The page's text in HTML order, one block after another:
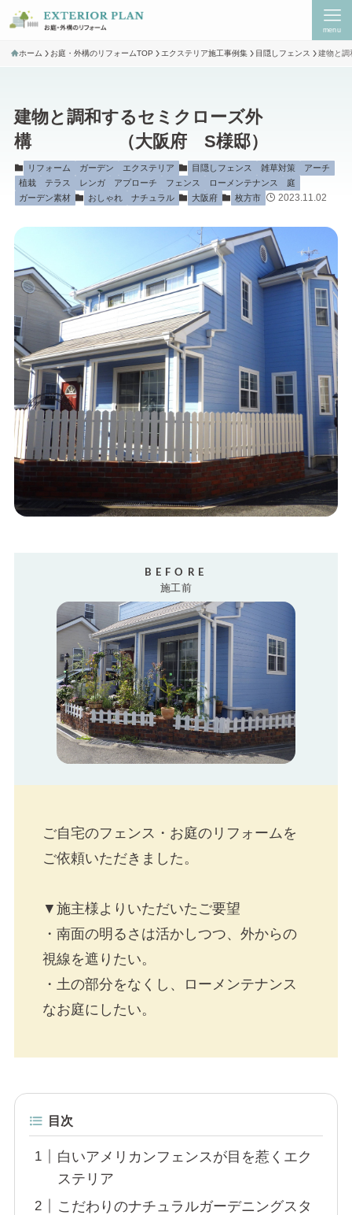
menu
ホーム お庭・外構のリフォームTOP エクステリア施工事例集 目隠しフェンス 建物と
建物と調和するセミクローズ外
構 （大阪府 S様邸）
リフォーム ガーデン エクステリア 目隠しフェンス 雑草対策
アーチ
植栽
テラス レンガ アプローチ フェンス ローメンテナンス
庭
ガーデン素材
おしゃれ ナチュラル 大阪府 枚方市 2023.11.02
BEFORE
施工前
ご自宅のフェンス・お庭のリフォームを
ご依頼いただきました。
▼施主様よりいただいたご要望
・南面の明るさは活かしつつ、外からの
視線を遮りたい。
・土の部分をなくし、ローメンテナンス
なお庭にしたい。
目次
白いアメリカンフェンスが目を惹くエク
ステリア
こだわりのナチュラルガーデニングスタ